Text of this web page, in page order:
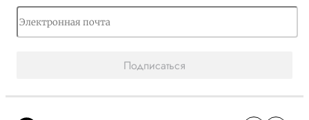
Подписаться